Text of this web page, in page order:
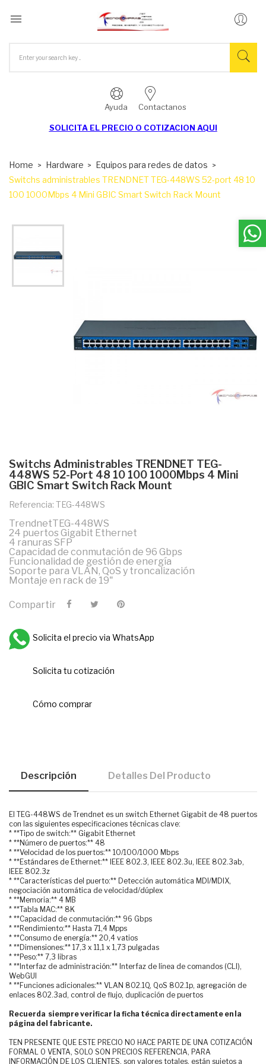

Ayuda Contactanos
SOLICITA EL PRECIO O COTIZACION AQUI
Home Hardware
Equipos para redes de datos
Switchs administrables TRENDNET TEG-448WS 52-port 48 10
100 1000Mbps 4 Mini GBIC Smart Switch Rack Mount
Switchs Administrables TRENDNET TEG-
448WS 52-Port 48 10 100 1000Mbps 4 Mini
GBIC Smart Switch Rack Mount
Referencia: TEG-448WS
TrendnetTEG-448WS
24 puertos Gigabit Ethernet
4 ranuras SFP
Capacidad de conmutación de 96 Gbps
Funcionalidad de gestión de energía
Soporte para VLAN, QoS y troncalización
Montaje en rack de 19"
Compartir
Solicita el precio via WhatsApp
Solicita tu cotización
Cómo comprar
Descripción Detalles Del Producto
El TEG-448WS de Trendnet es un switch Ethernet Gigabit de 48 puertos
con las siguientes especificaciones técnicas clave:
* **Tipo de switch:** Gigabit Ethernet
* **Número de puertos:** 48
* **Velocidad de los puertos:** 10/100/1000 Mbps
* **Estándares de Ethernet:** IEEE 802.3, IEEE 802.3u, IEEE 802.3ab,
IEEE 802.3z
* **Características del puerto:** Detección automática MDI/MDIX,
negociación automática de velocidad/dúplex
* **Memoria:** 4 MB
* **Tabla MAC:** 8K
* **Capacidad de conmutación:** 96 Gbps
* **Rendimiento:** Hasta 71,4 Mpps
* **Consumo de energía:** 20,4 vatios
* **Dimensiones:** 17,3 x 11,1 x 1,73 pulgadas
* **Peso:** 7,3 libras
* **Interfaz de administración:** Interfaz de línea de comandos (CLI),
WebGUI
* **Funciones adicionales:** VLAN 802.1Q, QoS 802.1p, agregación de
enlaces 802.3ad, control de flujo, duplicación de puertos
Recuerda siempre verificar la ficha técnica directamente en la
página del fabricante.
TEN PRESENTE QUE ESTE PRECIO NO HACE PARTE DE UNA COTIZACIÓN
FORMAL O VENTA, SOLO SON PRECIOS REFERENCIA, PARA
INFORMACIÓN DE LOS CLIENTES. son valores totales, están sujetos a